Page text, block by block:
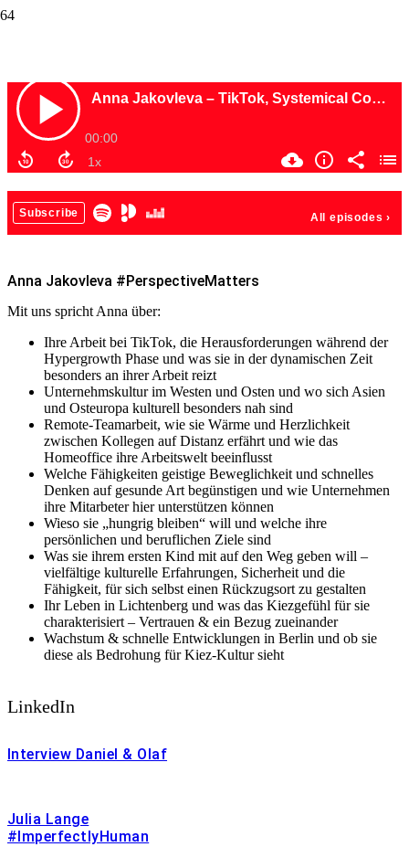
Anna Jakovleva #PerspectiveMatters
Mit uns spricht Anna über:
Ihre Arbeit bei TikTok, die Herausforderungen während der
Hypergrowth Phase und was sie in der dynamischen Zeit
besonders an ihrer Arbeit reizt
Unternehmskultur im Westen und Osten und wo sich Asien
und Osteuropa kulturell besonders nah sind
Remote-Teamarbeit, wie sie Wärme und Herzlichkeit
zwischen Kollegen auf Distanz erfährt und wie das
Homeoffice ihre Arbeitswelt beeinflusst
Welche Fähigkeiten geistige Beweglichkeit und schnelles
Denken auf gesunde Art begünstigen und wie Unternehmen
ihre Mitarbeter hier unterstützen können
Wieso sie „hungrig bleiben“ will und welche ihre
persönlichen und beruflichen Ziele sind
Was sie ihrem ersten Kind mit auf den Weg geben will –
vielfältige kulturelle Erfahrungen, Sicherheit und die
Fähigkeit, für sich selbst einen Rückzugsort zu gestalten
Ihr Leben in Lichtenberg und was das Kiezgefühl für sie
charakterisiert – Vertrauen & ein Bezug zueinander
Wachstum & schnelle Entwicklungen in Berlin und ob sie
diese als Bedrohung für Kiez-Kultur sieht
LinkedIn
Interview Daniel & Olaf
Julia Lange
#ImperfectlyHuman